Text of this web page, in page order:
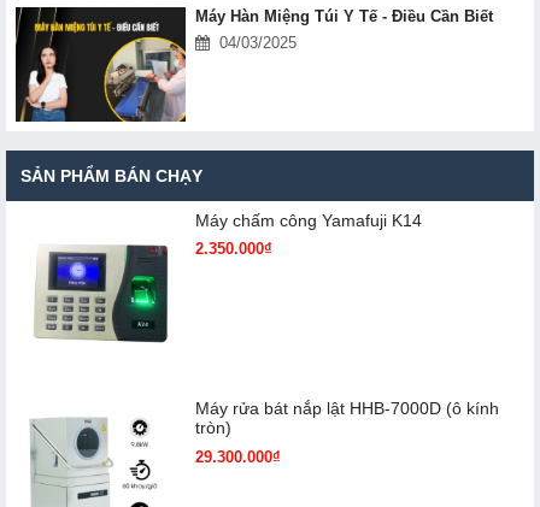
Máy Hàn Miệng Túi Y Tế - Điều Cần Biết
04/03/2025
SẢN PHẨM BÁN CHẠY
Máy chấm cô​ng Yamafuji K14
2.350.000₫
Máy rửa bát nắp lật HHB-7000D (ô kính
tròn)
29.300.000₫